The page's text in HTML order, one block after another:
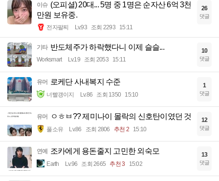
이슈 (오피셜) 20대... 5명 중 1명은 순자산 6억 3천
만원 보유중.
전자팔찌 Lv.93 조회 2293 15:11
26
댓글
기타 반도체주가 하락했다니 이제 슬슬...
Worksmart Lv.19 조회 2053 15:11
10
댓글
유머 로케단 사내복지 수준
너빨갱이지 Lv.86 조회 1350 15:10
1
댓글
유머 ㅇㅎㅂ?? 제미나이 몰락의 신호탄이였던 것
풀소유 Lv.86 조회 2806 추천 2 15:10
12
댓글
연예 조카에게 용돈줄지 고민한 외숙모
Earth Lv.96 조회 2665 추천 3 15:02
13
댓글